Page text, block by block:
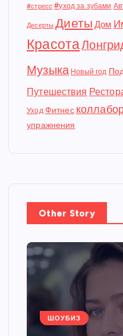
#стресс #уход за зубами
Десерты Диеты Дом
Красота
Музыка Новый год
Путешествия
Уход Фитнес
упражнения
Other Story
ШОУБИЗ